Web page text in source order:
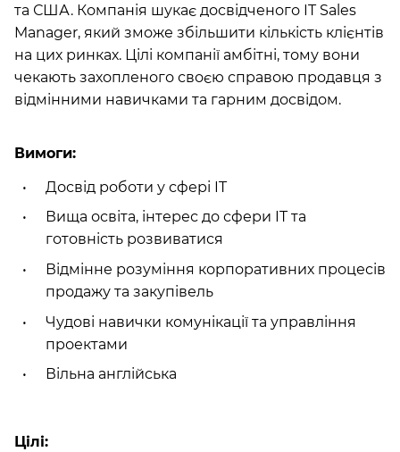
та США. Компанія шукає досвідченого IT Sales
Manager, який зможе збільшити кількість клієнтів
на цих ринках. Цілі компанії амбітні, тому вони
чекають захопленого своєю справою продавця з
відмінними навичками та гарним досвідом.
Вимоги:
Досвід роботи у сфері IT
Вища освіта, інтерес до сфери IT та
готовність розвиватися
Відмінне розуміння корпоративних процесів
продажу та закупівель
Чудові навички комунікації та управління
проектами
Вільна англійська
Цілі: